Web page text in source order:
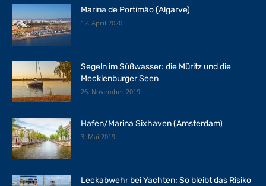
Marina de Portimão (Algarve)
12. April 2020
Segeln im Süßwasser: die Müritz und die
Mecklenburger Seen
26. November 2019
Hafen/Marina Sixhaven (Amsterdam)
3. Mai 2019
Leckabwehr bei Yachten: So bleibt das Risiko